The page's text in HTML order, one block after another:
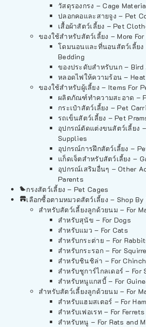
วัสดุรองกรง – Cage
ปลอกคอและสายจูง – Pet
เสื้อผ้าสัตว์เลี้ยง – Pet
ของใช้สำหรับสัตว์เลี้ยง – More
โดมนอนและที่นอนสัตว์เลี้ยง
Bedding
ของประดับสำหรับนก – Bird
หลอดไฟให้ความร้อน –
ของใช้สำหรับผู้เลี้ยง – Items For
ผลิตภัณฑ์ทำความสะอาด –
กระเป๋าสัตว์เลี้ยง – Pet
รถเข็นสัตว์เลี้ยง – Pet
อุปกรณ์ตัดแต่งขนสัตว์เลี้ยง
Supplies
อุปกรณ์การฝึกสัตว์เลี้ยง –
แก็ดเจ็ตสำหรับสัตว์เลี้ยง –
อุปกรณ์เสริมอื่นๆ – Other
Parents
กรงสัตว์เลี้ยง – Pet Cages
เลือกซื้อตามหมวดสัตว์เลี้ยง – Shop By
สำหรับสัตว์เลี้ยงลูกด้วยนม – For
สำหรับสุนัข – For Dogs
สำหรับแมว – For Cats
สำหรับกระต่าย – For
สำหรับกระรอก – For
สำหรับชินชิล่า – For
สำหรับชูการ์ไกลเดอร์ – For
สำหรับหนูแกสบี้ – For
สำหรับสัตว์เลี้ยงลูกด้วยนม – For
สำหรับแฮมสเตอร์ – For
สำหรับเฟอเรท – For Ferrets
สำหรับหนู – For Rats and